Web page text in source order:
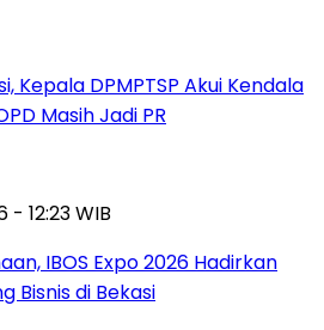
Kepala DPMPTSP Akui Kendala
Masih Jadi PR
12:23 WIB
IBOS Expo 2026 Hadirkan
Bisnis di Bekasi